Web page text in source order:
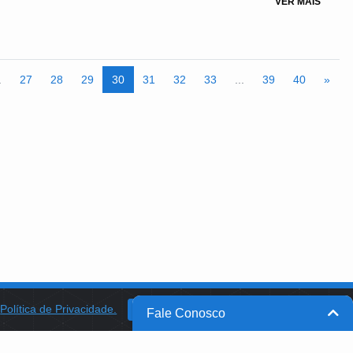
Política de Privacidade. OK
27 28 29 30 31 32 33 39 40 »
Fale Conosco
BANCO DO BRASIL